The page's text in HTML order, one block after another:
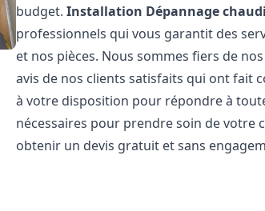
budget.Installation Dépannage
professionnels qui vous garantit des
et nos pièces. Nous sommes fiers de
avis de nos clients satisfaits qui ont fait
à votre disposition pour répondre à
nécessaires pour prendre soin de votre
obtenir un devis gratuit et sans